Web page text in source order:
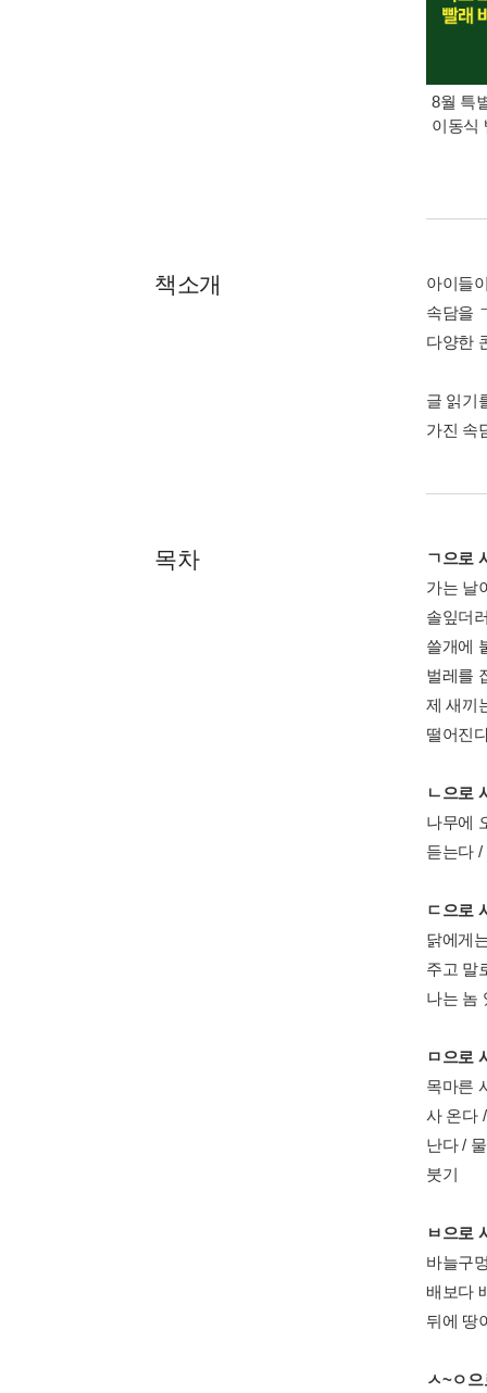
8월 특
이동식
책소개
아이들
속담을
다양한
글 읽기
가진 속
목차
ㄱ으로
가는 날
솔잎더
쓸개에
벌레를
제 새끼
떨어진
ㄴ으로
나무에
듣는다 /
ㄷ으로
닭에게
주고 말
나는 놈
ㅁ으로
목마른
사 온다
난다 /
붓기
ㅂ으로
바늘구
배보다
뒤에 땅
ㅅ~ㅇ